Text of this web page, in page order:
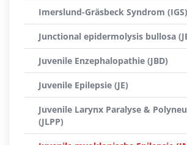
Imerslund-Gräsbeck Syndrom (IGS)
Junctional epidermolysis bullosa
Juvenile Enzephalopathie (JBD)
Juvenile Epilepsie (JE)
Juvenile Larynx Paralyse &
(JLPP)